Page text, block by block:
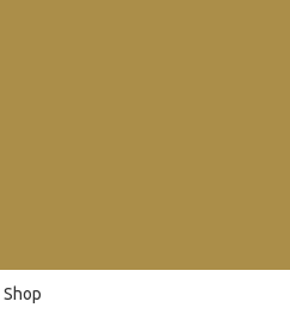
Shop